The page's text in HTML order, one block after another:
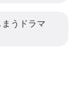
うドラマ